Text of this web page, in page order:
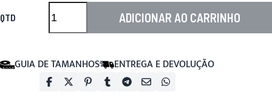
QTD ADICIONAR AO CARRINHO
GUIA DE TAMANHOS ENTREGA E DEVOLUÇÃO